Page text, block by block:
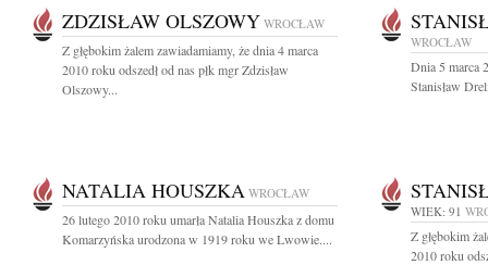
ZDZISŁAW OLSZOWY WROCŁAW
Z głębokim żalem zawiadamiamy, że dnia 4 marca
2010 roku odszedł od nas płk mgr Zdzisław
Olszowy...
WROCŁAW
Dnia 5 marca
Stanisław
NATALIA HOUSZKA WROCŁAW
26 lutego 2010 roku umarła Natalia Houszka z domu
Komarzyńska urodzona w 1919 roku we Lwowie....
WIEK: 91
Z głębokim
2010 roku